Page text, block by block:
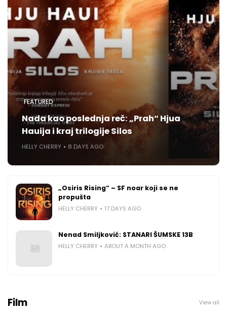
FEATURED
Nada kao poslednja reč: „Prah“ Hjua
Hauija i kraj trilogije Silos
HELLY CHERRY 8 DAYS AGO
„Osiris Rising“ – SF noar koji se ne
propušta
HELLY CHERRY 17 DAYS AGO
Nenad Smiljković: STANARI ŠUMSKE 13B
HELLY CHERRY ABOUT A MONTH AGO
Film View all